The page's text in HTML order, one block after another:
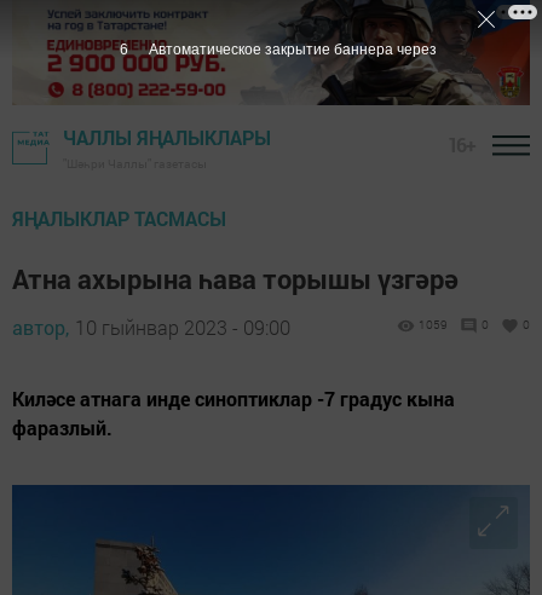
ЧАЛЛЫ ЯҢАЛЫКЛАРЫ
ЯҢАЛЫКЛАР ТАСМАСЫ
Атна ахырына һава торышы үзгәрә
автор, 10 гыйнвар 2023 - 09:00 1059 0 0
Киләсе атнага инде синоптиклар -7 градус кына
фаразлый.
5 Автоматическое закрытие баннера через